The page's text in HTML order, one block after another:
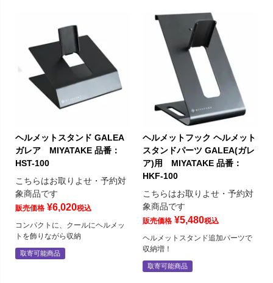
ヘルメットスタンド GALEA
ガレア MIYATAKE 品番：
HST-100
こちらはお取りよせ・予約対
象商品です
販売価格 ¥6,020税込
コンパクトに、クールにヘルメッ
トを飾りながら収納
取寄可能商品
ヘルメットフック ヘルメット
スタンドパーツ GALEA(ガレ
ア)用 MIYATAKE 品番：
HKF-100
こちらはお取りよせ・予約対
象商品です
販売価格 ¥5,480税込
ヘルメットスタンド追加パーツで
収納増！
取寄可能商品